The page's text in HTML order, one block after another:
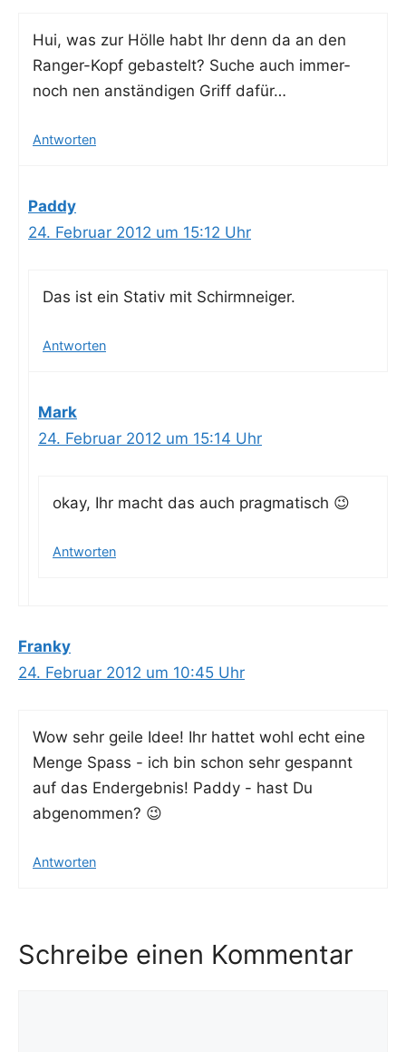
Hui, was zur Höl­le habt Ihr denn da an den
Ran­ger-Kopf gebas­telt? Suche auch immer­
noch nen anstän­di­gen Griff dafür…
Antworten
Paddy
24. Februar 2012 um 15:12 Uhr
Das ist ein Sta­tiv mit Schirmneiger.
Antworten
Mark
24. Februar 2012 um 15:14 Uhr
okay, Ihr macht das auch pragmatisch 😉
Antworten
Franky
24. Februar 2012 um 10:45 Uhr
Wow sehr gei­le Idee! Ihr hat­tet wohl echt eine
Men­ge Spass - ich bin schon sehr gespannt
auf das End­ergeb­nis! Pad­dy - hast Du
abgenommen? 😉
Antworten
Schreibe einen Kommentar